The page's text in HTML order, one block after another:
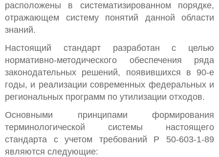
расположены в систематизированном порядке,
отражающем систему понятий данной области
знаний.
Настоящий стандарт разработан с целью
нормативно-методического обеспечения ряда
законодательных решений, появившихся в 90-е
годы, и реализации современных федеральных и
региональных программ по утилизации отходов.
Основными принципами формирования
терминологической системы настоящего
стандарта с учетом требований Р 50-603-1-89
являются следующие: